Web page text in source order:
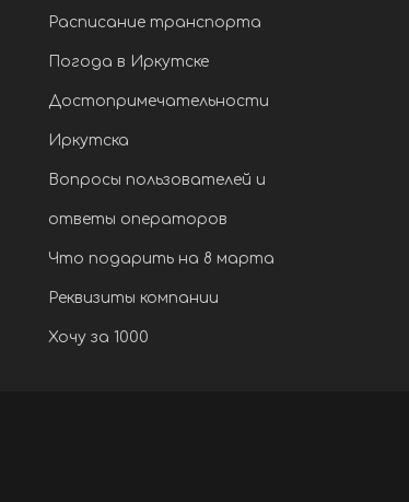
Расписание транспорта
Погода в Иркутске
Достопримечательности
Иркутска
Вопросы пользователей и
ответы операторов
Что подарить на 8 марта
Реквизиты компании
Хочу за 1000